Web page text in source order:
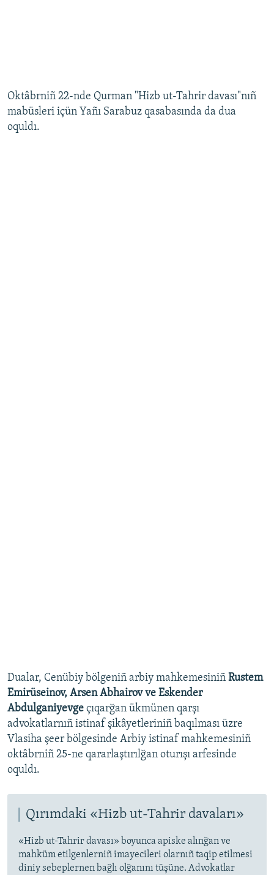
Oktâbrniñ 22-nde Qurman "Hizb ut-Tahrir davası"nıñ
mabüsleri içün Yañı Sarabuz qasabasında da dua
oquldı.
Dualar, Cenübiy bölgeniñ arbiy mahkemesiniñ Rustem
Emirüseinov, Arsen Abhairov ve Eskender
Abdulganiyevge çıqarğan ükmünen qarşı
advokatlarnıñ istinaf şikâyetleriniñ baqılması üzre
Vlasiha şeer bölgesinde Arbiy istinaf mahkemesiniñ
oktâbrniñ 25-ne qararlaştırılğan oturışı arfesinde
oquldı.
Qırımdaki «Hizb ut-Tahrir davaları»
«Hizb ut-Tahrir davası» boyunca apiske alınğan ve
mahküm etilgenlerniñ imayecileri olarnıñ taqip etilmesi
diniy sebeplernen bağlı olğanını tüşüne. Advokatlar